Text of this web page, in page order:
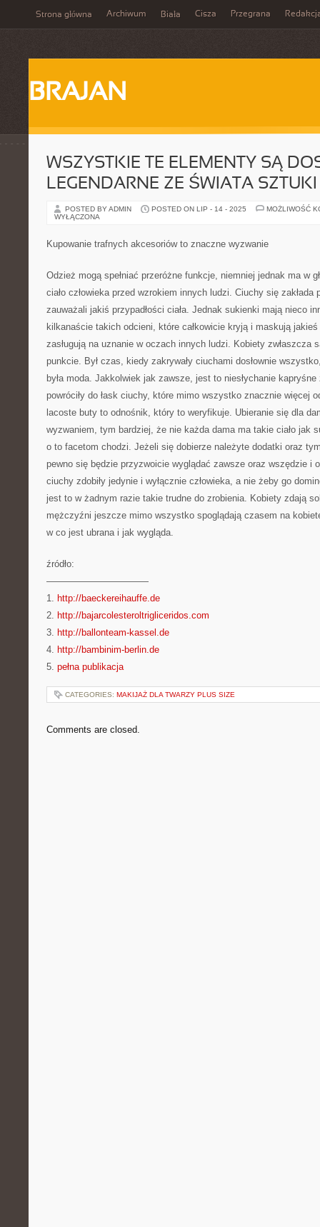
Strona główna Archiwum Biała Cisza Przegrana
BRAJAN
WSZYSTKIE TE ELEMENTY SĄ
LEGENDARNE ZE ŚWIATA SZTUKI
POSTED BY ADMIN POSTED ON LIP - 14 - 2025
MOŻLIWOŚĆ
WYŁĄCZONA
Kupowanie trafnych akcesoriów to znaczne wyzwanie
Odzież mogą spełniać przeróżne funkcje, niemniej jednak ma w
ciało człowieka przed wzrokiem innych ludzi. Ciuchy się zakłada
zauważali jakiś przypadłości ciała. Jednak sukienki mają nieco
kilkanaście takich odcieni, które całkowicie kryją i maskują
zasługują na uznanie w oczach innych ludzi. Kobiety zwłaszcza
punkcie. Był czas, kiedy zakrywały ciuchami dosłownie
była moda. Jakkolwiek jak zawsze, jest to niesłychanie
powróciły do łask ciuchy, które mimo wszystko znacznie więcej
lacoste buty to odnośnik, który to weryfikuje. Ubieranie się dla
wyzwaniem, tym bardziej, że nie każda dama ma takie ciało jak
o to facetom chodzi. Jeżeli się dobierze należyte dodatki oraz
pewno się będzie przyzwoicie wyglądać zawsze oraz wszędzie i
ciuchy zdobiły jedynie i wyłącznie człowieka, a nie żeby go
jest to w żadnym razie takie trudne do zrobienia. Kobiety zdają
mężczyźni jeszcze mimo wszystko spoglądają czasem na
w co jest ubrana i jak wygląda.
źródło:
———————————
1. http://baeckereihauffe.de
2. http://bajarcolesteroltrigliceridos.com
3. http://ballonteam-kassel.de
4. http://bambinim-berlin.de
5. pełna publikacja
CATEGORIES: MAKIJAŻ DLA TWARZY PLUS SIZE
Comments are closed.